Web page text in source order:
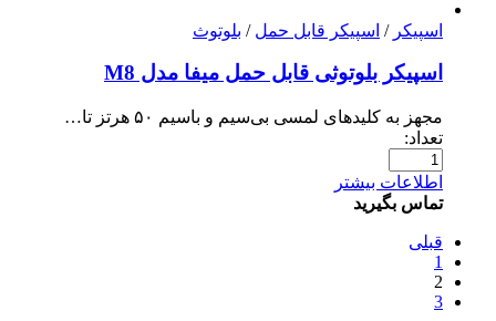
اسپیکر / اسپیکر قابل حمل / بلوتوث
اسپیکر بلوتوثی قابل حمل میفا مدل M8
مجهز به کلیدهای لمسی بی‌سیم و باسیم ۵۰ هرتز تا…
تعداد:
اطلاعات بیشتر
تماس بگیرید
قبلی
1
2
3